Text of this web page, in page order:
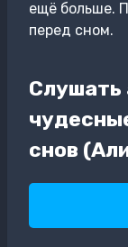
ещё больше.
перед сном.
Слушать
снов